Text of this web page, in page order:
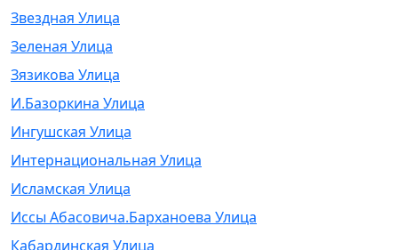
Звездная Улица
Зеленая Улица
Зязикова Улица
И.Базоркина Улица
Ингушская Улица
Интернациональная Улица
Исламская Улица
Иссы Абасовича.Барханоева Улица
Кабардинская Улица